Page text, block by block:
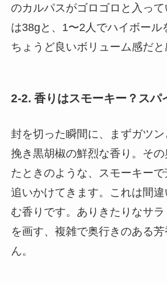
のカルパスがゴロゴロと入っ
は38gと、1〜2人でハイボール
ちょうど良いボリューム感だと
2-2. 香りはスモーキー？スパ
封を切った瞬間に、まずガツ
挽き黒胡椒の鮮烈な香り。そ
たときのような、スモーキー
追いかけてきます。これは間
む香りです。ありきたりなサ
を画す、複雑で奥行きのある
ん。